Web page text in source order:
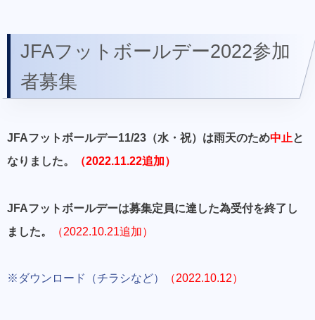
JFAフットボールデー2022参加
者募集
JFAフットボールデー11/23（水・祝）は雨天のため中止と
なりました。
（2022.11.22追加）
JFAフットボールデーは募集定員に達した為受付を終了し
ました。
（2022.10.21追加）
※ダウンロード（チラシなど） （2022.10.12）